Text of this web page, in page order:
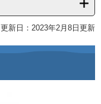
更新日：2023年2月8日更新